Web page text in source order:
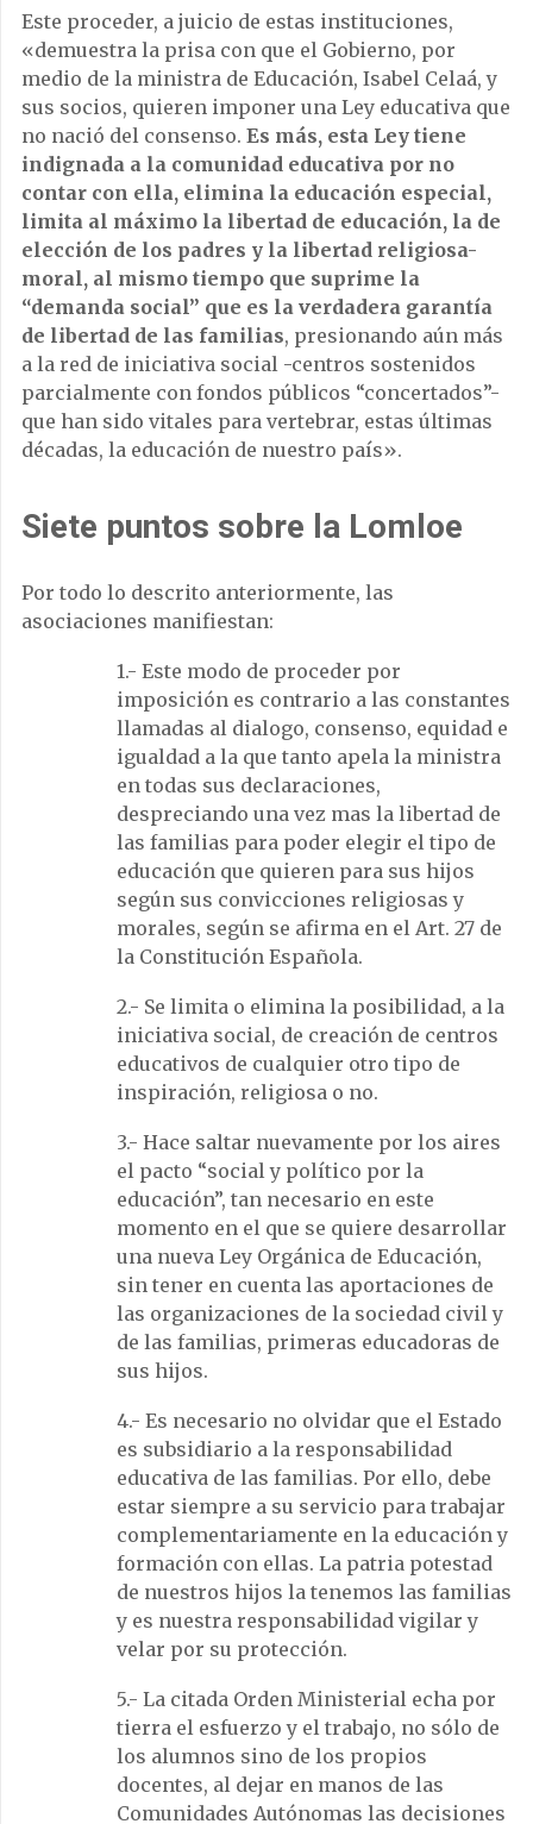
Este proceder, a juicio de estas instituciones,
«demuestra la prisa con que el Gobierno, por
medio de la ministra de Educación, Isabel Celaá, y
sus socios, quieren imponer una Ley educativa que
no nació del consenso. Es más, esta Ley tiene
indignada a la comunidad educativa por no
contar con ella, elimina la educación especial,
limita al máximo la libertad de educación, la de
elección de los padres y la libertad religiosa-
moral, al mismo tiempo que suprime la
“demanda social” que es la verdadera garantía
de libertad de las familias, presionando aún más
a la red de iniciativa social -centros sostenidos
parcialmente con fondos públicos “concertados”-
que han sido vitales para vertebrar, estas últimas
décadas, la educación de nuestro país».
Siete puntos sobre la Lomloe
Por todo lo descrito anteriormente, las
asociaciones manifiestan:
1.- Este modo de proceder por
imposición es contrario a las constantes
llamadas al dialogo, consenso, equidad e
igualdad a la que tanto apela la ministra
en todas sus declaraciones,
despreciando una vez mas la libertad de
las familias para poder elegir el tipo de
educación que quieren para sus hijos
según sus convicciones religiosas y
morales, según se afirma en el Art. 27 de
la Constitución Española.
2.- Se limita o elimina la posibilidad, a la
iniciativa social, de creación de centros
educativos de cualquier otro tipo de
inspiración, religiosa o no.
3.- Hace saltar nuevamente por los aires
el pacto “social y político por la
educación”, tan necesario en este
momento en el que se quiere desarrollar
una nueva Ley Orgánica de Educación,
sin tener en cuenta las aportaciones de
las organizaciones de la sociedad civil y
de las familias, primeras educadoras de
sus hijos.
4.- Es necesario no olvidar que el Estado
es subsidiario a la responsabilidad
educativa de las familias. Por ello, debe
estar siempre a su servicio para trabajar
complementariamente en la educación y
formación con ellas. La patria potestad
de nuestros hijos la tenemos las familias
y es nuestra responsabilidad vigilar y
velar por su protección.
5.- La citada Orden Ministerial echa por
tierra el esfuerzo y el trabajo, no sólo de
los alumnos sino de los propios
docentes, al dejar en manos de las
Comunidades Autónomas las decisiones